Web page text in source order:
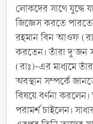
লোকদের সাথে যুদ্ধে
জিজ্ঞেস করতে
রহমান বিন আওফ
করতেন। তাঁরা দু’জন
(রাঃ)-এর মাধ্যমে
অবস্থান সম্পর্কে
বিষয়ে বর্ণনা
পরামর্শ চাইলেন।